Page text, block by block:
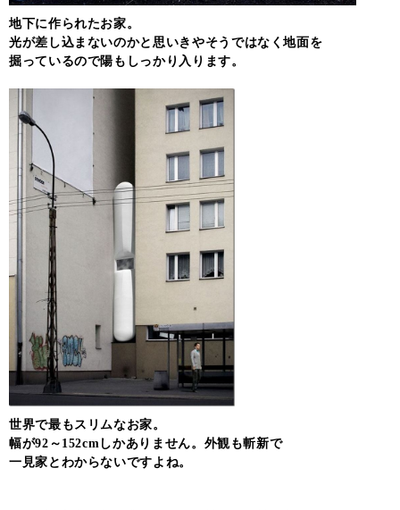
地下に作られたお家。
光が差し込まないのかと思いきやそうではなく地面を
掘っているので陽もしっかり入ります。
世界で最もスリムなお家。
幅が92～152cmしかありません。外観も斬新で
一見家とわからないですよね。